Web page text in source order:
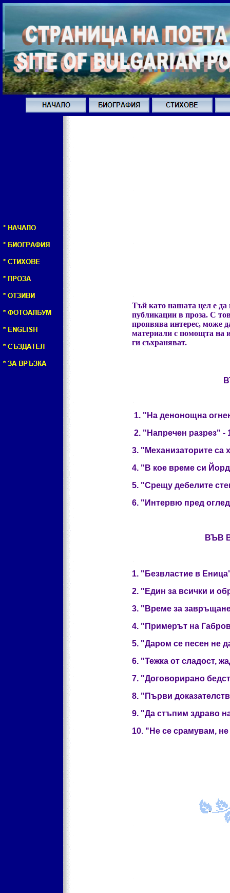
Тъй като нашата цел е да
публикации в проза. С
проявява интерес, може
материали с помощта на
ги съхраняват.
1. "На денонощна
2. "Напречен разрез" -
3. "Механизаторите са
4. "В кое време си
5. "Срещу дебелите
6. "Интервю пред
ВЪВ
1. "Безвластие в
2. "Един за всички и
3. "Време за
4. "Примерът на
5. "Даром се песен не
6. "Тежка от сладост,
7. "Договорирано
8. "Първи
9. "Да стъпим здраво
10. "Не се срамувам, не